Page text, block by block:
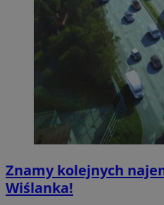
Znamy kolejnych
Wiślanka!